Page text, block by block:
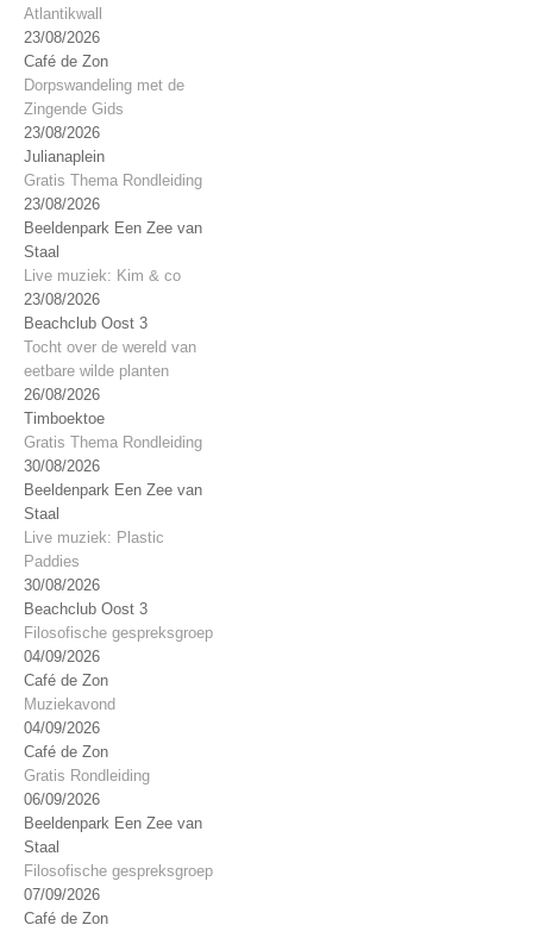
Atlantikwall
23/08/2026
Café de Zon
Dorpswandeling met de
Zingende Gids
23/08/2026
Julianaplein
Gratis Thema Rondleiding
23/08/2026
Beeldenpark Een Zee van
Staal
Live muziek: Kim & co
23/08/2026
Beachclub Oost 3
Tocht over de wereld van
eetbare wilde planten
26/08/2026
Timboektoe
Gratis Thema Rondleiding
30/08/2026
Beeldenpark Een Zee van
Staal
Live muziek: Plastic
Paddies
30/08/2026
Beachclub Oost 3
Filosofische gespreksgroep
04/09/2026
Café de Zon
Muziekavond
04/09/2026
Café de Zon
Gratis Rondleiding
06/09/2026
Beeldenpark Een Zee van
Staal
Filosofische gespreksgroep
07/09/2026
Café de Zon